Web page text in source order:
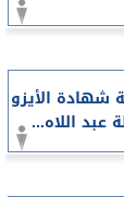
شهادة الأيزو